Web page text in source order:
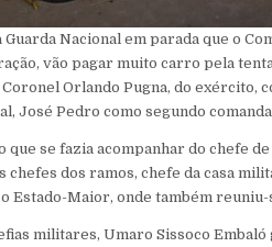
Nacional em parada que o
vão pagar muito carro pela
Orlando Pugna, do exército,
José Pedro como segundo
que se fazia acompanhar do chefe
chefes dos ramos, chefe da casa
Estado-Maior, onde também
militares, Umaro Sissoco